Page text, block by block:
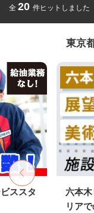
全 20 件ヒットしました
東京
ススタ
六本
リア